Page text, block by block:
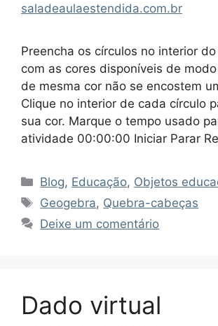
saladeaulaestendida.com.br
Preencha os círculos no interior
com as cores disponíveis de
de mesma cor não se encostem
Clique no interior de cada círculo
sua cor. Marque o tempo usado
atividade 00:00:00 Iniciar Parar
Categorias
Blog, Educação, Objetos
Tags
Geogebra, Quebra-cabeças
Deixe um comentário
Dado virtual